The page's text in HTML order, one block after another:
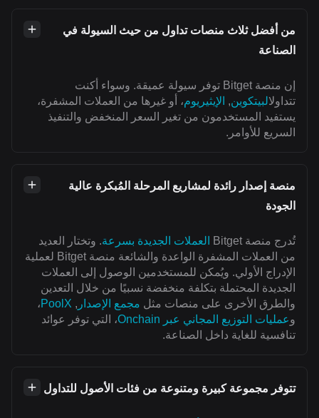
من أفضل ثلاث منصات تداول من حيث السيولة في
الصناعة
إن منصة Bitget توفر سيولة عميقة. وسواء أكنت
تتداولالبيتكوين, الإيثيريوم، أو غيرها من العملات المشفرة،
يستفيد المستخدمون من تغير السعر المنخفض والتنفيذ
السريع للأوامر.
منصة إصدار رائدة لمشاريع المرحلة المُبكرة عالية
الجودة
تُدرج منصة Bitget العملات الجديدة بسرعة. وتختار العديد
من العملات المشفرة الواعدة والشائعة منصة Bitget لعملية
الإدراج الأولي. ويُمكن للمستخدمين الوصول إلى العملات
الجديدة المحتملة بتكلفة منخفضة نسبيًا من خلال التعدين
والطرق الأخرى على منصات مثل مجمع الإصدار ,
PoolX،
وعمليات التوزيع المجاني عبر Onchain
، التي توفر عوائد
تنافسية للغاية داخل الصناعة.
تتوفر مجموعة كبيرة ومتنوعة من فئات الأصول للتداول